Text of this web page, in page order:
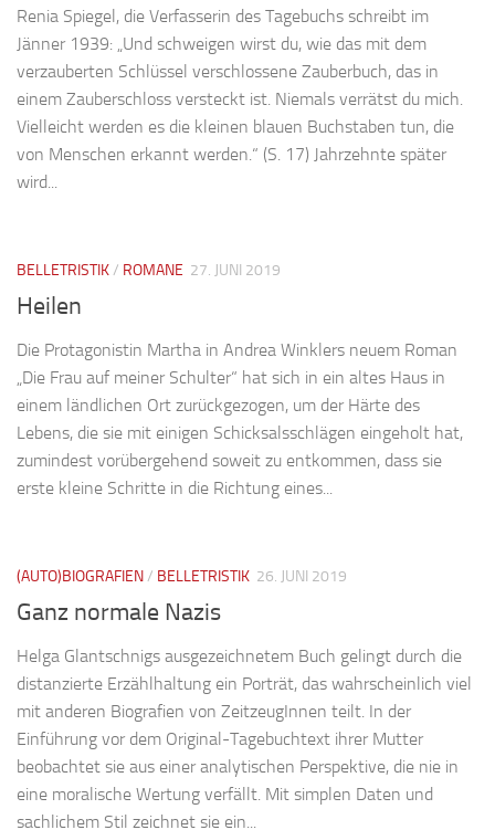
Renia Spiegel, die Verfasserin des Tagebuchs schreibt im
Jänner 1939: „Und schweigen wirst du, wie das mit dem
verzauberten Schlüssel verschlossene Zauberbuch, das in
einem Zauberschloss versteckt ist. Niemals verrätst du mich.
Vielleicht werden es die kleinen blauen Buchstaben tun, die
von Menschen erkannt werden.“ (S. 17) Jahrzehnte später
wird...
BELLETRISTIK/ ROMANE 27. JUNI 2019
Heilen
Die Protagonistin Martha in Andrea Winklers neuem Roman
„Die Frau auf meiner Schulter“ hat sich in ein altes Haus in
einem ländlichen Ort zurückgezogen, um der Härte des
Lebens, die sie mit einigen Schicksalsschlägen eingeholt hat,
zumindest vorübergehend soweit zu entkommen, dass sie
erste kleine Schritte in die Richtung eines...
(AUTO)BIOGRAFIEN/ BELLETRISTIK 26. JUNI 2019
Ganz normale Nazis
Helga Glantschnigs ausgezeichnetem Buch gelingt durch die
distanzierte Erzählhaltung ein Porträt, das wahrscheinlich viel
mit anderen Biografien von ZeitzeugInnen teilt. In der
Einführung vor dem Original-Tagebuchtext ihrer Mutter
beobachtet sie aus einer analytischen Perspektive, die nie in
eine moralische Wertung verfällt. Mit simplen Daten und
sachlichem Stil zeichnet sie ein...